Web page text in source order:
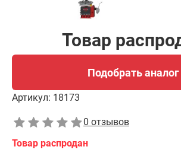
Товар
Подобрать аналог
Артикул: 18173
0 отзывов
Товар распродан